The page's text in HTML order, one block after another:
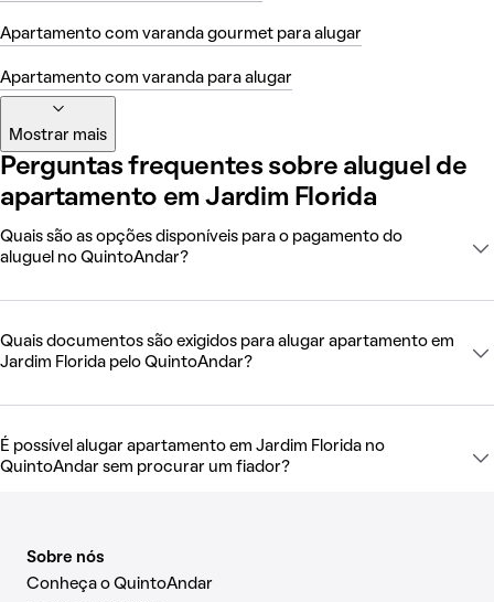
Apartamento com varanda gourmet para alugar
Apartamento com varanda para alugar
Mostrar mais
Perguntas frequentes sobre aluguel de
apartamento em Jardim Florida
Quais são as opções disponíveis para o pagamento do
aluguel no QuintoAndar?
Quais documentos são exigidos para alugar apartamento em
Jardim Florida pelo QuintoAndar?
É possível alugar apartamento em Jardim Florida no
QuintoAndar sem procurar um fiador?
Sobre nós
Conheça o QuintoAndar